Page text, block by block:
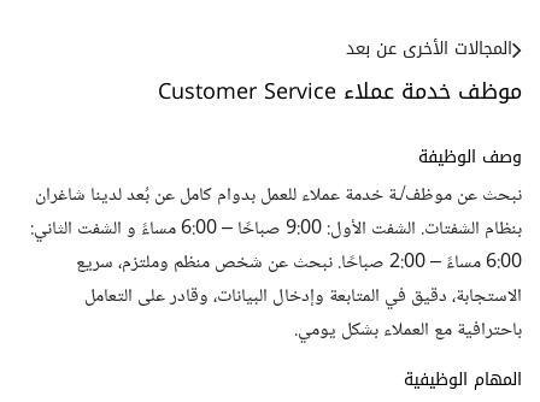
موظف خدمة عملاء Customer Service
المجالات الأخرى عن بعد
وصف الوظيفة
نبحث عن موظف/ـة خدمة عملاء للعمل بدوام كامل عن بُعد لدينا شاغران
بنظام الشفتات. الشفت الأول: 9:00 صباحًا – 6:00 مساءً و الشفت الثاني:
6:00 مساءً – 2:00 صباحًا. نبحث عن شخص منظم وملتزم، سريع
الاستجابة، دقيق في المتابعة وإدخال البيانات، وقادر على التعامل
باحترافية مع العملاء بشكل يومي.
المهام الوظيفية